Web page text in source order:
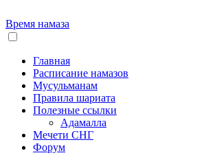
Время намаза
Главная
Расписание намазов
Мусульманам
Правила шариата
Полезные ссылки
Адамалла
Мечети СНГ
Форум